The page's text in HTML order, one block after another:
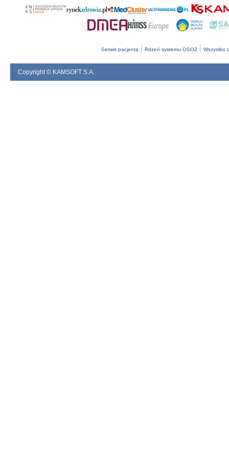
Serwis pacjenta Rdzeń systemu OSOZ Wszystko
Copyright © KAMSOFT S.A.